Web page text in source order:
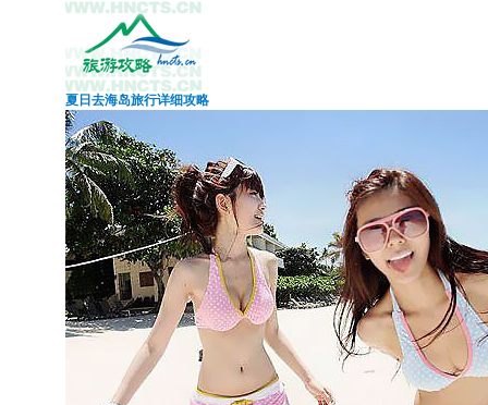
夏日去海岛旅行详细攻略